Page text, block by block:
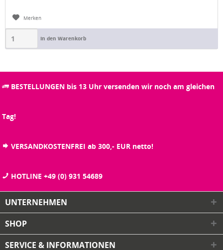
Merken
In den Warenkorb
BESTELLUNGEN bis 13 Uhr versenden wir noch am gleichen
Tag!
VERSANDKOSTENFREI ab 300,- EUR netto!
HOTLINE +49 (0) 931 54689
UNTERNEHMEN
SHOP
SERVICE & INFORMATIONEN